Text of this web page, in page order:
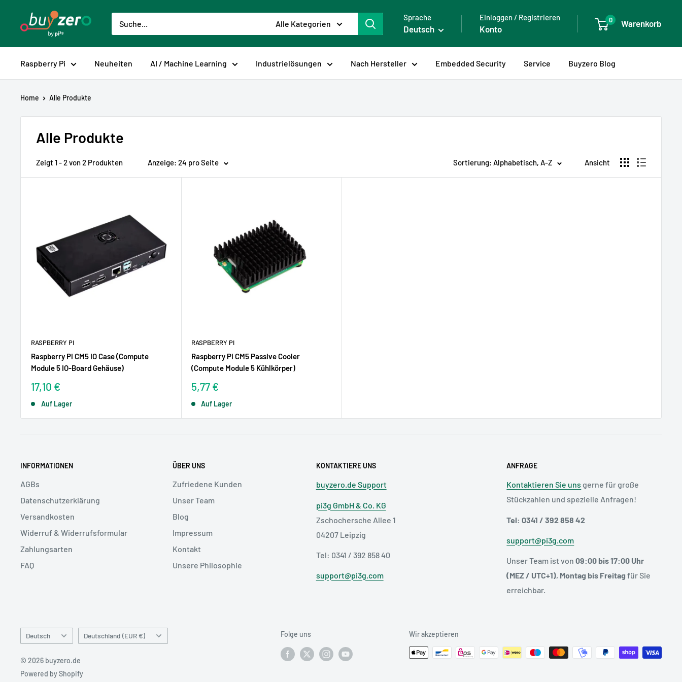
buyzero.de
Alle Kategorien
Sprache
Deutsch
Einloggen / Registrieren
Konto
0 Warenkorb
Raspberry Pi Neuheiten AI / Machine Learning Industrielösungen Nach Hersteller Embedded Security Service Buyzero Blog
Home Alle Produkte
Alle Produkte
Zeigt 1 - 2 von 2 Produkten Anzeige: 24 pro Seite Sortierung: Alphabetisch, A-Z Ansicht
RASPBERRY PI
Raspberry Pi CM5 IO Case (Compute
Module 5 IO-Board Gehäuse)
Sonderpreis
17,10 €
Auf Lager
RASPBERRY PI
Raspberry Pi CM5 Passive Cooler
(Compute Module 5 Kühlkörper)
Sonderpreis
5,77 €
Auf Lager
INFORMATIONEN
AGBs
Datenschutzerklärung
Versandkosten
Widerruf & Widerrufsformular
Zahlungsarten
FAQ
ÜBER UNS
Zufriedene Kunden
Unser Team
Blog
Impressum
Kontakt
Unsere Philosophie
KONTAKTIERE UNS
buyzero.de Support
pi3g GmbH & Co. KG
Zschochersche Allee 1
04207 Leipzig
Tel: 0341 / 392 858 40
support@pi3g.com
ANFRAGE
Kontaktieren Sie uns gerne für große
Stückzahlen und spezielle Anfragen!
Tel: 0341 / 392 858 42
support@pi3g.com
Unser Team ist von 09:00 bis 17:00 Uhr
(MEZ / UTC+1), Montag bis Freitag für Sie
erreichbar.
Sprache
Deutsch Land/Region
Deutschland (EUR €)
© 2026 buyzero.de
Powered by Shopify
Folge uns Wir akzeptieren